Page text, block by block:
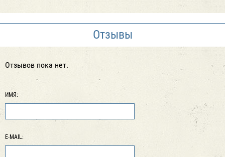
Отзывы
Отзывов пока нет.
ИМЯ:
E-MAIL: